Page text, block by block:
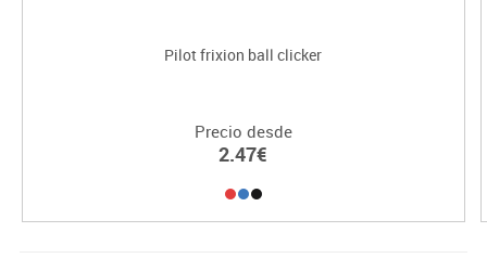
Pilot frixion ball clicker
Precio desde
2.47€